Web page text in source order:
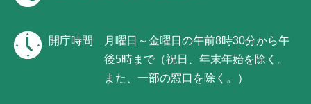
開庁時間
月曜日～金曜日の午前8時30分から午
後5時まで（祝日、年末年始を除く。
また、一部の窓口を除く。）